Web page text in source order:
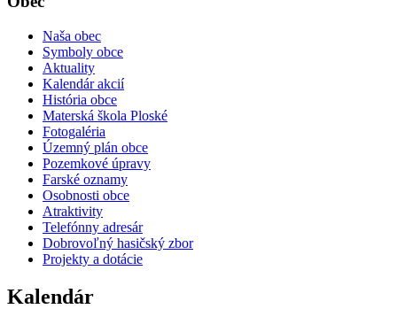
Naša obec
Symboly obce
Aktuality
Kalendár akcií
História obce
Materská škola Ploské
Fotogaléria
Územný plán obce
Pozemkové úpravy
Farské oznamy
Osobnosti obce
Atraktivity
Telefónny adresár
Dobrovoľný hasičský zbor
Projekty a dotácie
Kalendár